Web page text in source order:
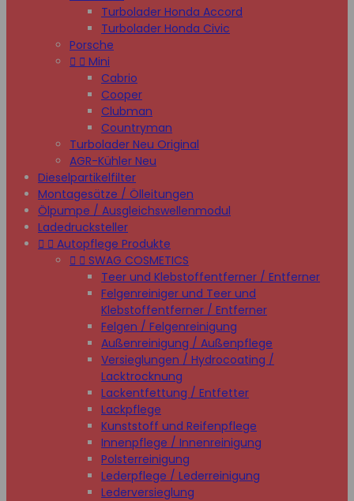
Turbolader Honda Accord
Turbolader Honda Civic
Porsche
  Mini
Cabrio
Cooper
Clubman
Countryman
Turbolader Neu Original
AGR-Kühler Neu
Dieselpartikelfilter
Montagesätze / Ölleitungen
Ölpumpe / Ausgleichswellenmodul
Ladedrucksteller
  Autopflege Produkte
  SWAG COSMETICS
Teer und Klebstoffentferner / Entferner
Felgenreiniger und Teer und
Klebstoffentferner / Entferner
Felgen / Felgenreinigung
Außenreinigung / Außenpflege
Versieglungen / Hydrocoating /
Lacktrocknung
Lackentfettung / Entfetter
Lackpflege
Kunststoff und Reifenpflege
Innenpflege / Innenreinigung
Polsterreinigung
Lederpflege / Lederreinigung
Lederversieglung